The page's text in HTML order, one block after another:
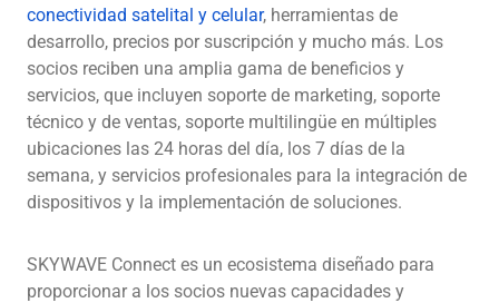
conectividad satelital y celular, herramientas de
desarrollo, precios por suscripción y mucho más. Los
socios reciben una amplia gama de beneficios y
servicios, que incluyen soporte de marketing, soporte
técnico y de ventas, soporte multilingüe en múltiples
ubicaciones las 24 horas del día, los 7 días de la
semana, y servicios profesionales para la integración de
dispositivos y la implementación de soluciones.
SKYWAVE Connect es un ecosistema diseñado para
proporcionar a los socios nuevas capacidades y